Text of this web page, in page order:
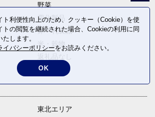
野菜
電化製品
卵・乳製品
米・穀物
東北エリア
ト利便性向上のため、クッキー（Cookie）を使
トの閲覧を継続された場合、Cookieの利用に同
します。
イバシーポリシーをお読みください。
OK